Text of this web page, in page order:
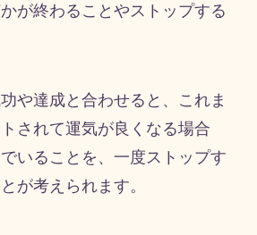
が終わることやストップする
や達成と合わせると、これま
されて運気が良くなる場合
いることを、一度ストップす
が考えられます。